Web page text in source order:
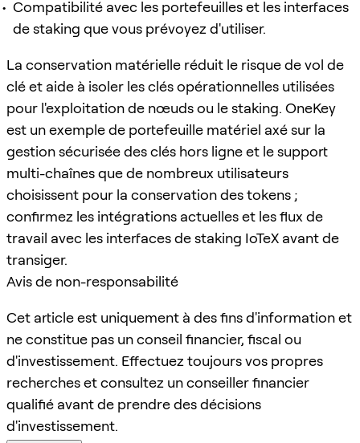
Compatibilité avec les portefeuilles et les interfaces
de staking que vous prévoyez d'utiliser.
La conservation matérielle réduit le risque de vol de
clé et aide à isoler les clés opérationnelles utilisées
pour l'exploitation de nœuds ou le staking. OneKey
est un exemple de portefeuille matériel axé sur la
gestion sécurisée des clés hors ligne et le support
multi-chaînes que de nombreux utilisateurs
choisissent pour la conservation des tokens ;
confirmez les intégrations actuelles et les flux de
travail avec les interfaces de staking IoTeX avant de
transiger.
Avis de non-responsabilité
Cet article est uniquement à des fins d'information et
ne constitue pas un conseil financier, fiscal ou
d'investissement. Effectuez toujours vos propres
recherches et consultez un conseiller financier
qualifié avant de prendre des décisions
d'investissement.